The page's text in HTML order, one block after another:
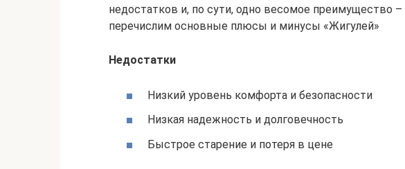
недостатков и, по сути, одно весомое преимущество
перечислим основные плюсы и минусы «Жигулей»
Недостатки
Низкий уровень комфорта и безопасности
Низкая надежность и долговечность
Быстрое старение и потеря в цене